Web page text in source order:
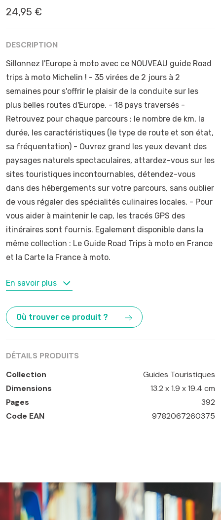
24,95 €
DESCRIPTION
Sillonnez l'Europe à moto avec ce NOUVEAU guide Road
trips à moto Michelin ! - 35 virées de 2 jours à 2
semaines pour s'offrir le plaisir de la conduite sur les
plus belles routes d'Europe. - 18 pays traversés -
Retrouvez pour chaque parcours : le nombre de km, la
durée, les caractéristiques (le type de route et son état,
sa fréquentation) - Ouvrez grand les yeux devant des
paysages naturels spectaculaires, attardez-vous sur les
sites touristiques incontournables, détendez-vous
dans des hébergements sur votre parcours, sans oublier
de vous régaler des spécialités culinaires locales. - Pour
vous aider à maintenir le cap, les tracés GPS des
itinéraires sont fournis. Egalement disponible dans la
même collection : Le Guide Road Trips à moto en France
et la Carte la France à moto.
MOTS-CLÉS
En savoir plus
Où trouver ce produit ?
DÉTAILS PRODUITS
Collection
Guides Touristiques
Dimensions
13.2 x 1.9 x 19.4 cm
Pages
392
Code EAN
9782067260375